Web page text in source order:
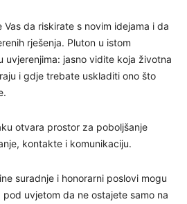
Vas da riskirate s novim idejama i da
rješenja. Pluton u istom
uvjerenjima: jasno vidite koja životna
i gdje trebate uskladiti ono što
otvara prostor za poboljšanje
kontakte i komunikaciju.
suradnje i honorarni poslovi mogu
uvjetom da ne ostajete samo na